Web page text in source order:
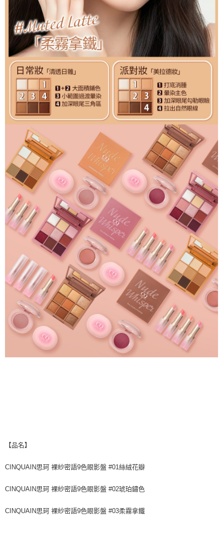
【品名】
CINQUAIN思珂 裸紗密語9色眼影盤 #01絲絨花瓣
CINQUAIN思珂 裸紗密語9色眼影盤 #02琥珀鏽色
CINQUAIN思珂 裸紗密語9色眼影盤 #03柔霧拿鐵